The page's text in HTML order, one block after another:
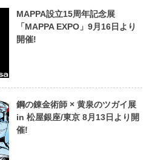
MAPPA設立15周年記念展
「MAPPA EXPO」9月16日より
開催!
鋼の錬金術師 × 黄泉のツガイ展
in 松屋銀座/東京 8月13日より開
催!